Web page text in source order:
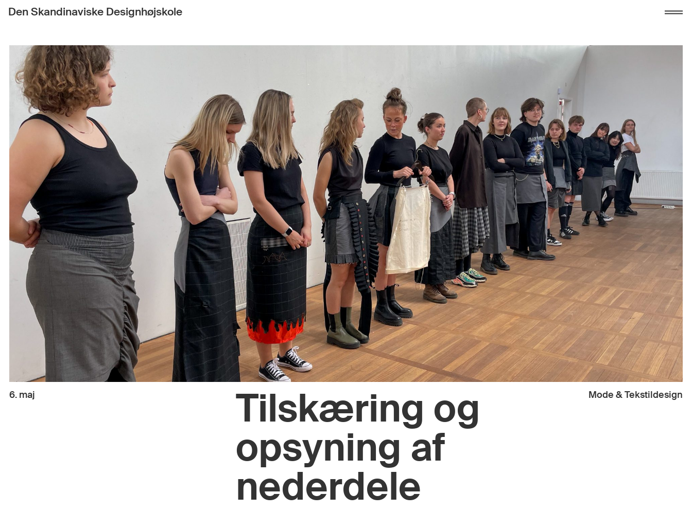
Den Skandinaviske Designhøjskole
6. maj Tilskæring og
opsyning af
nederdele
Mode & Tekstildesign